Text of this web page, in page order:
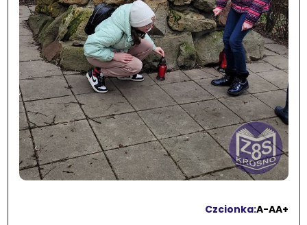
Czcionka:A-AA+